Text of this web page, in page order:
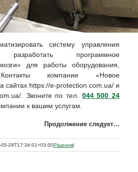
систему управления
разработать программное
для работы оборудования,
компании «Новое
сайтах https://e-protection.com.ua/ и
. Звоните по тел. 044 500 24
к вашим услугам.
Продолжение следует…
05-29T17:34:01+03:00Рішення|